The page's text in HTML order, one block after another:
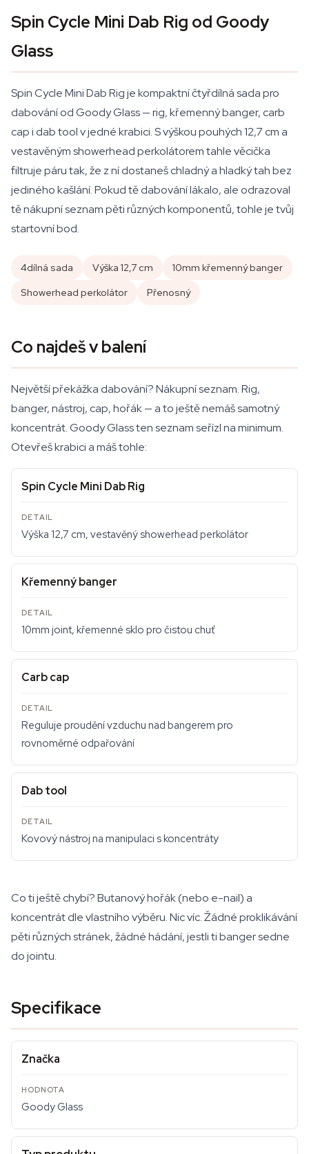
Spin Cycle Mini Dab Rig od Goody
Glass
Spin Cycle Mini Dab Rig je kompaktní čtyřdílná sada pro
dabování od Goody Glass — rig, křemenný banger, carb
cap i dab tool v jedné krabici. S výškou pouhých 12,7 cm a
vestavěným showerhead perkolátorem tahle věcička
filtruje páru tak, že z ní dostaneš chladný a hladký tah bez
jediného kašlání. Pokud tě dabování lákalo, ale odrazoval
tě nákupní seznam pěti různých komponentů, tohle je tvůj
startovní bod.
4dílná sada Výška 12,7 cm
10mm křemenný banger
Showerhead perkolátor
Přenosný
Co najdeš v balení
Největší překážka dabování? Nákupní seznam. Rig,
banger, nástroj, cap, hořák — a to ještě nemáš samotný
koncentrát. Goody Glass ten seznam seřízl na minimum.
Otevřeš krabici a máš tohle:
Spin Cycle Mini Dab Rig
Výška 12,7 cm, vestavěný showerhead perkolátor
Křemenný banger
10mm joint, křemenné sklo pro čistou chuť
Carb cap
Reguluje proudění vzduchu nad bangerem pro
rovnoměrné odpařování
Dab tool
Kovový nástroj na manipulaci s koncentráty
Co ti ještě chybí? Butanový hořák (nebo e-nail) a
koncentrát dle vlastního výběru. Nic víc. Žádné proklikávání
pěti různých stránek, žádné hádání, jestli ti banger sedne
do jointu.
Specifikace
Značka
Goody Glass